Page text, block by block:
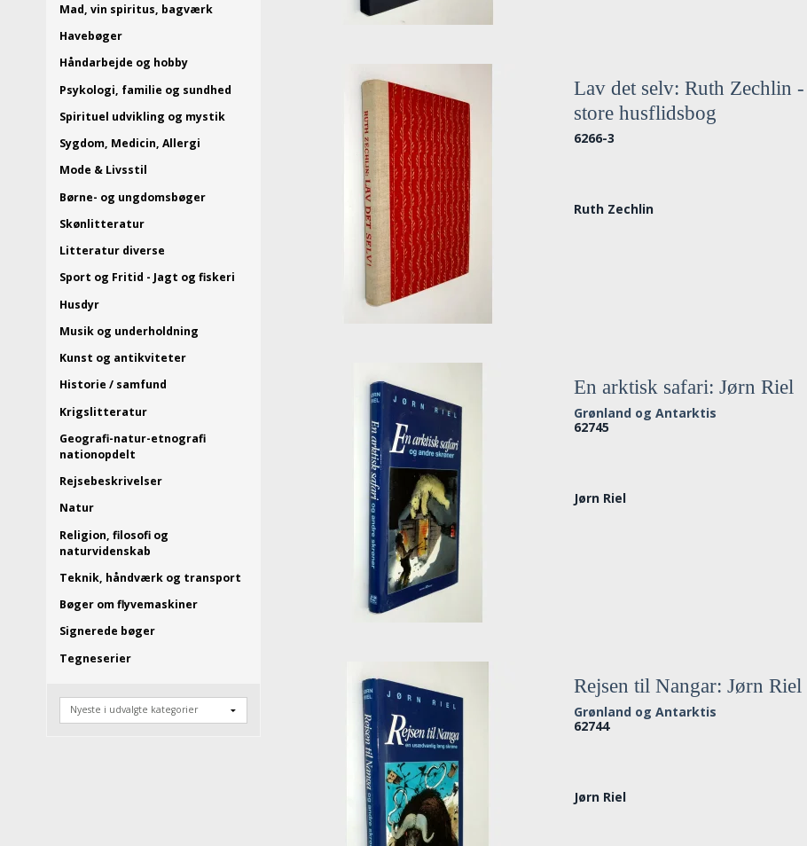
Mad, vin spiritus, bagværk
Havebøger
Håndarbejde og hobby
Psykologi, familie og sundhed
Spirituel udvikling og mystik
Sygdom, Medicin, Allergi
Mode & Livsstil
Børne- og ungdomsbøger
Skønlitteratur
Litteratur diverse
Sport og Fritid - Jagt og fiskeri
Husdyr
Musik og underholdning
Kunst og antikviteter
Historie / samfund
Krigslitteratur
Geografi-natur-etnografi
nationopdelt
Rejsebeskrivelser
Natur
Religion, filosofi og
naturvidenskab
Teknik, håndværk og transport
Bøger om flyvemaskiner
Signerede bøger
Tegneserier
Lav det selv: Ruth Zechlin -
store husflidsbog
6266-3
Ruth Zechlin
En arktisk safari: Jørn Riel
Grønland og Antarktis
62745
Jørn Riel
Rejsen til Nangar: Jørn Riel
Grønland og Antarktis
62744
Jørn Riel